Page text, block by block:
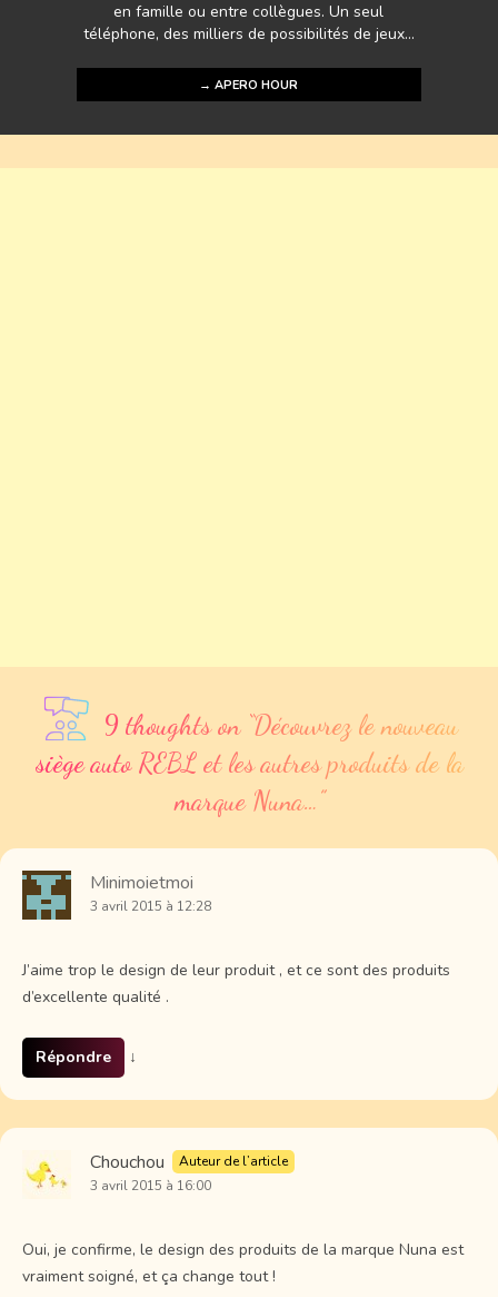
en famille ou entre collègues. Un seul
téléphone, des milliers de possibilités de jeux...
→ APERO HOUR
9 thoughts on “Découvrez le nouveau
siège auto REBL et les autres produits de la
marque Nuna…”
Minimoietmoi
3 avril 2015 à 12:28
J’aime trop le design de leur produit , et ce sont des produits
d’excellente qualité .
Répondre ↓
Chouchou
Auteur de l’article
3 avril 2015 à 16:00
Oui, je confirme, le design des produits de la marque Nuna est
vraiment soigné, et ça change tout !